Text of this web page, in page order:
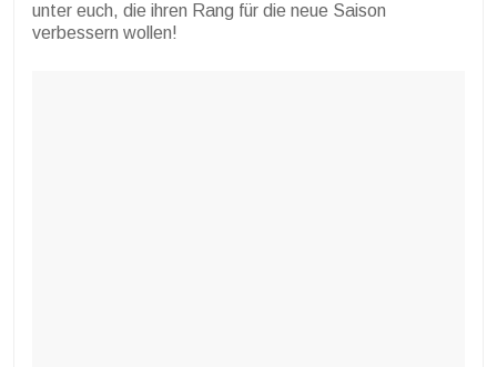
unter euch, die ihren Rang für die neue Saison
verbessern wollen!